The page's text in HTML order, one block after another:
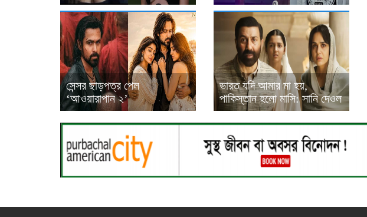
সেন্সর ছাড়পত্র পেল
‘আওয়ারাপান ২’
ভারত যদি আমার মা হয়,
পাকিস্তান হলো মাসি: সানি দেওল